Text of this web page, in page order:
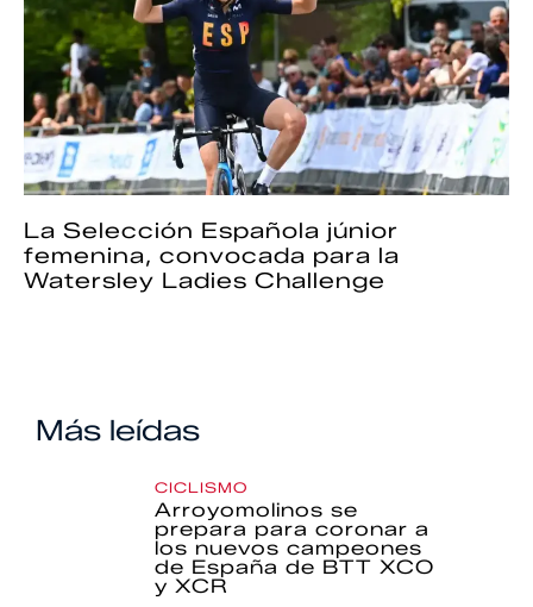
La Selección Española júnior
femenina, convocada para la
Watersley Ladies Challenge
Más leídas
CICLISMO
Arroyomolinos se
prepara para coronar a
los nuevos campeones
de España de BTT XCO
y XCR